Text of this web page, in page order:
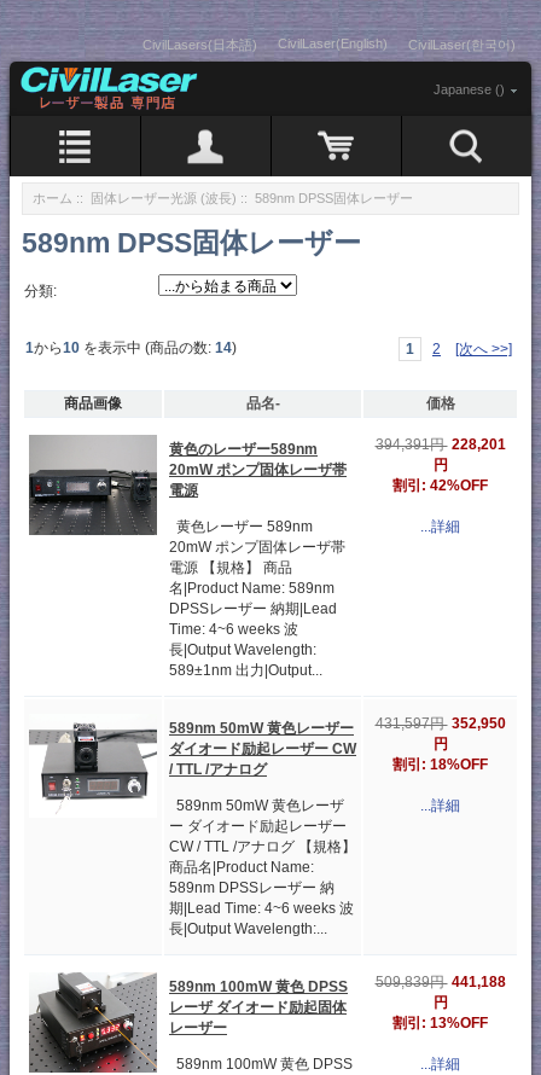
CivilLasers(日本語) CivilLaser(English) CivilLaser(한국어)
Japanese ()
ホーム :: 固体レーザー光源 (波長) :: 589nm DPSS固体レーザー
589nm DPSS固体レーザー
分類:
1から10 を表示中 (商品の数: 14) 1 2 [次へ >>]
商品画像 品名- 価格
黄色のレーザー589nm
20mW ポンプ固体レーザ帯
電源
黄色レーザー 589nm
20mW ポンプ固体レーザ帯
電源 【規格】 商品
名|Product Name: 589nm
DPSSレーザー 納期|Lead
Time: 4~6 weeks 波
長|Output Wavelength:
589±1nm 出力|Output...
394,391円 228,201
円
割引: 42%OFF
...詳細
589nm 50mW 黄色レーザー
ダイオード励起レーザー CW
/ TTL /アナログ
589nm 50mW 黄色レーザ
ー ダイオード励起レーザー
CW / TTL /アナログ 【規格】
商品名|Product Name:
589nm DPSSレーザー 納
期|Lead Time: 4~6 weeks 波
長|Output Wavelength:...
431,597円 352,950
円
割引: 18%OFF
...詳細
589nm 100mW 黄色 DPSS
レーザ ダイオード励起固体
レーザー
589nm 100mW 黄色 DPSS
509,839円 441,188
円
割引: 13%OFF
...詳細